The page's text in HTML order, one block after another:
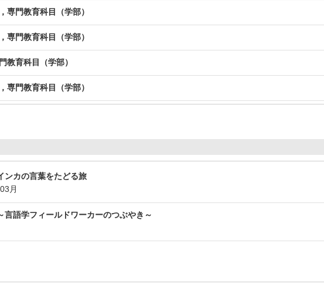
専門教育科目（学部）
専門教育科目（学部）
教育科目（学部）
専門教育科目（学部）
カの言葉をたどる旅
月
言語学フィールドワーカーのつぶやき～